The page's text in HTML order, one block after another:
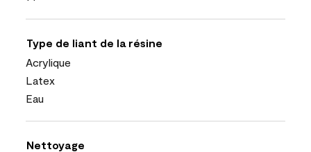
Type de liant de la résine
Acrylique
Latex
Eau
Nettoyage